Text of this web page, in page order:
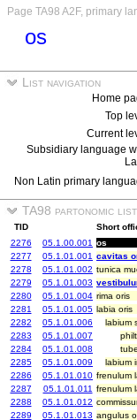
Page TA98 A2F, primary
os
List navigation
Home
Top
Current
Subsidiary language
Non Latin primary
TA98 partonomic list
TID
Short
2276
05.1.00.001 os
2277
05.1.01.001 cavitas
2278
05.1.01.002 tunica
2279
05.1.01.003
2280
05.1.01.004 rima oris
2281
05.1.01.005 labia oris
2282
05.1.01.006
labium
2283
05.1.01.007
2284
05.1.01.008
2285
05.1.01.009
labium
2286
05.1.01.010 frenulum
2287
05.1.01.011 frenulum
2288
05.1.01.012
2289
05.1.01.013 angulus